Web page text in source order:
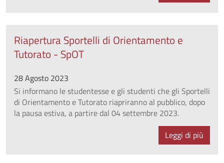
Riapertura Sportelli di Orientamento e
Tutorato - SpOT
28 Agosto 2023
Si informano le studentesse e gli studenti che gli Sportelli
di Orientamento e Tutorato riapriranno al pubblico, dopo
la pausa estiva, a partire dal 04 settembre 2023.
Leggi di più